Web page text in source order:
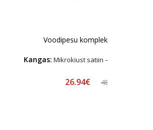
Voodipesu komplekt "Blizzard"
Kangas: Mikrokiust satiin –
26.94€ 48.99€